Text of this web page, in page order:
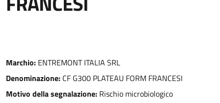
Marchio: ENTREMONT ITALIA SRL
Denominazione: CF G300 PLATEAU FORM FRANCESI
Motivo della segnalazione: Rischio microbiologico